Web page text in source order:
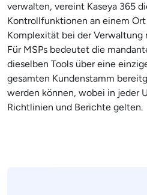
verwalten, vereint Kaseya 365
Kontrollfunktionen an einem
Komplexität bei der Verwaltung
Für MSPs bedeutet die
dieselben Tools über eine
gesamten Kundenstamm
werden können, wobei in jeder
Richtlinien und Berichte gelten.